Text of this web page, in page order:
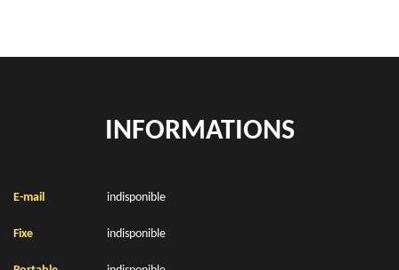
INFORMATIONS
E-mail indisponible
Fixe indisponible